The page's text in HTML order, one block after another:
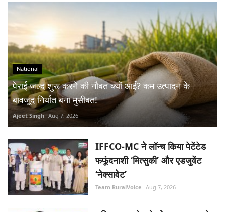
National
पेराई जल्द शुरू करने की नौबत क्यों आई? कम उत्पादन के
बावजूद निर्यात बना मुसीबत!
Ajeet Singh Aug 7, 2026
IFFCO-MC ने लॉन्च किया पेटेंटेड
फफूंदनाशी ‘मित्सुकी’ और एडजुवेंट
‘नेक्सावेट’
Team RuralVoice Aug 7, 2026